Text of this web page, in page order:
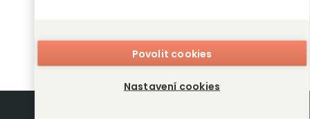
Povolit cookies
Nastavení cookies